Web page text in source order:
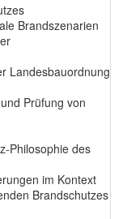
Brandszenarien
Landesbauordnung
Prüfung von
Philosophie des
im Kontext
Brandschutzes